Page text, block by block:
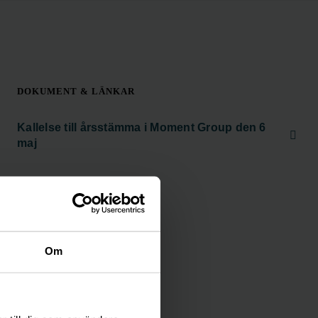
Om
DOKUMENT & LÄNKAR
Kallelse till årsstämma i Moment Group den 6
maj